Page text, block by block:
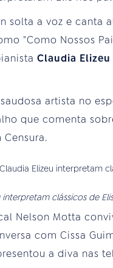
solta a voz e
"Como Nossos
Claudia Elizeu
artista no
que comenta
interpretam clássicos de
Nelson Motta
com Cissa
a diva nas